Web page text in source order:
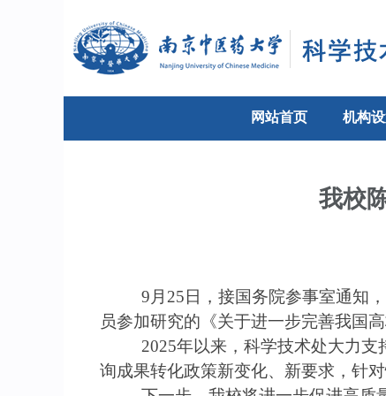
网站首页 机构
我校
9 月 25 日，接国务院参事室通知
员参加研究的《关于进一步完善我国
2025年以来，科学技术处大力支
询成果转化政策新变化、新要求，针对